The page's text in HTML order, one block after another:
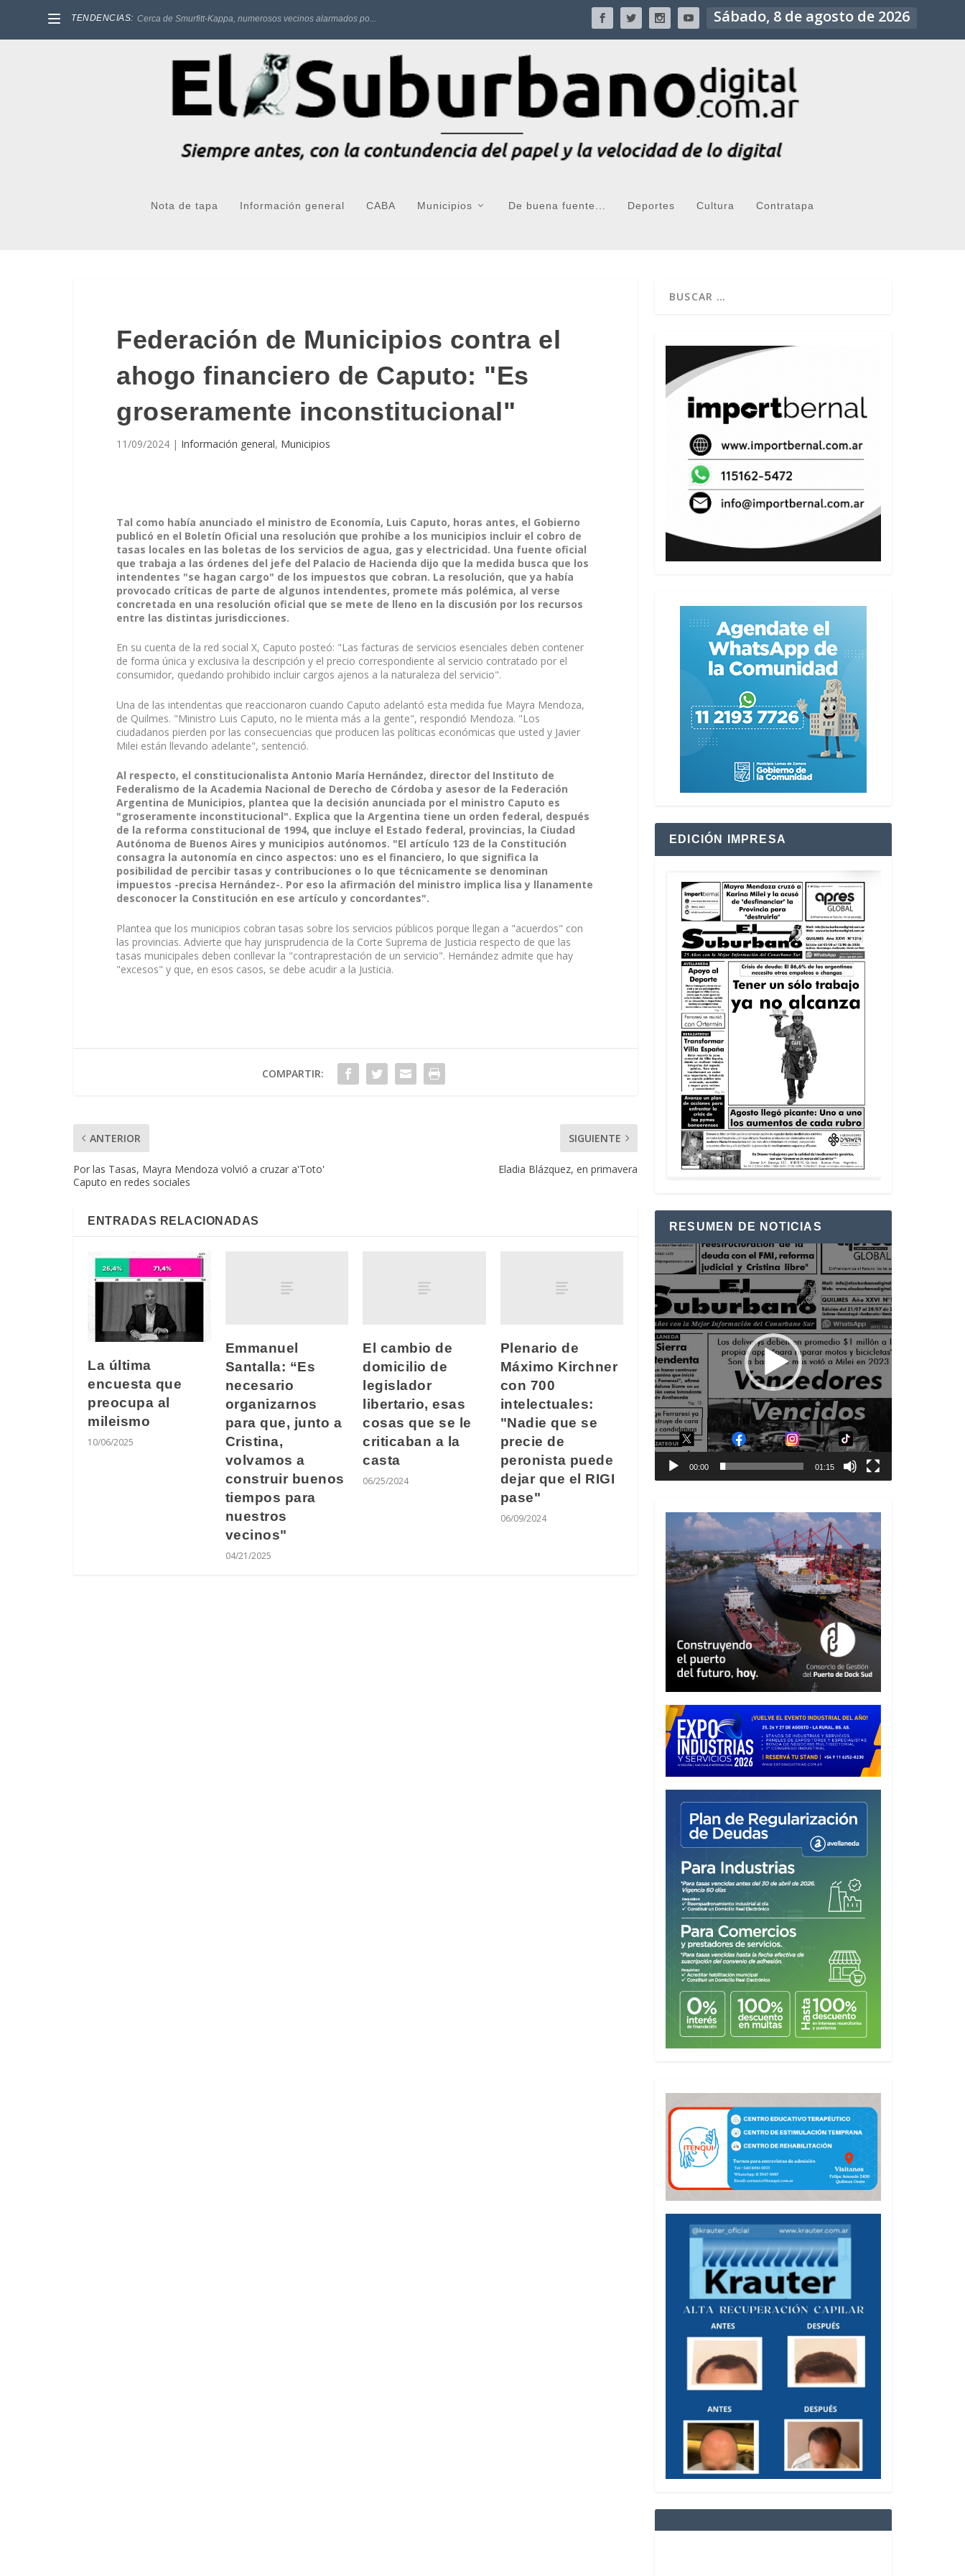
TENDENCIAS: Cerca de Smurfitt-Kappa, numerosos vecinos alarmados po... Sábado, 8 de agosto de 2026
Nota de tapa Información general CABA Municipios De buena fuente... Deportes Cultura Contratapa
Federación de Municipios contra el
ahogo financiero de Caputo: "Es
groseramente inconstitucional"
11/09/2024 | Información general, Municipios
Tal como había anunciado el ministro de Economía, Luis Caputo, horas antes, el Gobierno
publicó en el Boletín Oficial una resolución que prohíbe a los municipios incluir el cobro de
tasas locales en las boletas de los servicios de agua, gas y electricidad. Una fuente oficial
que trabaja a las órdenes del jefe del Palacio de Hacienda dijo que la medida busca que los
intendentes "se hagan cargo" de los impuestos que cobran. La resolución, que ya había
provocado críticas de parte de algunos intendentes, promete más polémica, al verse
concretada en una resolución oficial que se mete de lleno en la discusión por los recursos
entre las distintas jurisdicciones.
En su cuenta de la red social X, Caputo posteó: "Las facturas de servicios esenciales deben contener
de forma única y exclusiva la descripción y el precio correspondiente al servicio contratado por el
consumidor, quedando prohibido incluir cargos ajenos a la naturaleza del servicio".
Una de las intendentas que reaccionaron cuando Caputo adelantó esta medida fue Mayra Mendoza,
de Quilmes. "Ministro Luis Caputo, no le mienta más a la gente", respondió Mendoza. "Los
ciudadanos pierden por las consecuencias que producen las políticas económicas que usted y Javier
Milei están llevando adelante", sentenció.
Al respecto, el constitucionalista Antonio María Hernández, director del Instituto de
Federalismo de la Academia Nacional de Derecho de Córdoba y asesor de la Federación
Argentina de Municipios, plantea que la decisión anunciada por el ministro Caputo es
"groseramente inconstitucional". Explica que la Argentina tiene un orden federal, después
de la reforma constitucional de 1994, que incluye el Estado federal, provincias, la Ciudad
Autónoma de Buenos Aires y municipios autónomos. "El artículo 123 de la Constitución
consagra la autonomía en cinco aspectos: uno es el financiero, lo que significa la
posibilidad de percibir tasas y contribuciones o lo que técnicamente se denominan
impuestos -precisa Hernández-. Por eso la afirmación del ministro implica lisa y llanamente
desconocer la Constitución en ese artículo y concordantes".
Plantea que los municipios cobran tasas sobre los servicios públicos porque llegan a "acuerdos" con
las provincias. Advierte que hay jurisprudencia de la Corte Suprema de Justicia respecto de que las
tasas municipales deben conllevar la "contraprestación de un servicio". Hernández admite que hay
"excesos" y que, en esos casos, se debe acudir a la Justicia.
COMPARTIR:
ANTERIOR
Por las Tasas, Mayra Mendoza volvió a cruzar a'Toto'
Caputo en redes sociales
SIGUIENTE
Eladia Blázquez, en primavera
ENTRADAS RELACIONADAS
La última
encuesta que
preocupa al
mileismo
10/06/2025
Emmanuel
Santalla: “Es
necesario
organizarnos
para que, junto a
Cristina,
volvamos a
construir buenos
tiempos para
nuestros
vecinos"
04/21/2025
El cambio de
domicilio de
legislador
libertario, esas
cosas que se le
criticaban a la
casta
06/25/2024
Plenario de
Máximo Kirchner
con 700
intelectuales:
"Nadie que se
precie de
peronista puede
dejar que el RIGI
pase"
06/09/2024
EDICIÓN IMPRESA
RESUMEN DE NOTICIAS
Reproductor
de
vídeo
00:00 01:15